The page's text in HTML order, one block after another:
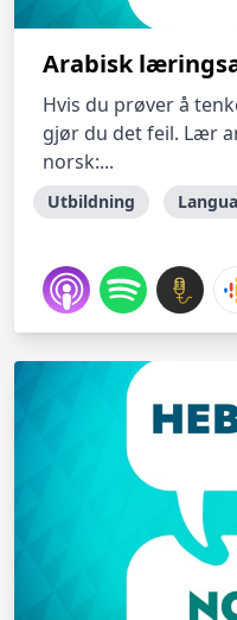
Arabisk
Hvis du prøver å
gjør du det feil. Lær
norsk:...
Utbildning